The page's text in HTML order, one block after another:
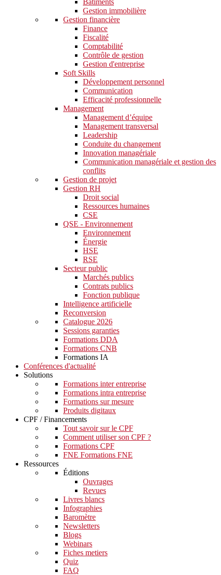
Gestion immobilière
Gestion financière
Finance
Fiscalité
Comptabilité
Contrôle de gestion
Gestion d'entreprise
Soft Skills​
Développement personnel
Communication
Efficacité professionnelle
Management
Management d’équipe
Management transversal
Leadership
Conduite du changement
Innovation managériale
Communication managériale et gestion des
conflits
Gestion de projet
Gestion RH
Droit social
Ressources humaines
CSE
QSE - Environnement
Environnement
Énergie
HSE
RSE
Secteur public
Marchés publics
Contrats publics
Fonction publique
Intelligence artificielle
Reconversion
Catalogue 2026
Sessions garanties
Formations DDA
Formations CNB
Formations IA
Conférences d'actualité
Solutions
Formations inter entreprise
Formations intra entreprise
Formations sur mesure
Produits digitaux
CPF / Financements
Tout savoir sur le CPF
Comment utiliser son CPF ?
Formations CPF
FNE Formations FNE
Ressources
Éditions
Ouvrages
Revues
Livres blancs
Infographies
Baromètre
Newsletters
Blogs
Webinars
Fiches metiers
Quiz
FAQ